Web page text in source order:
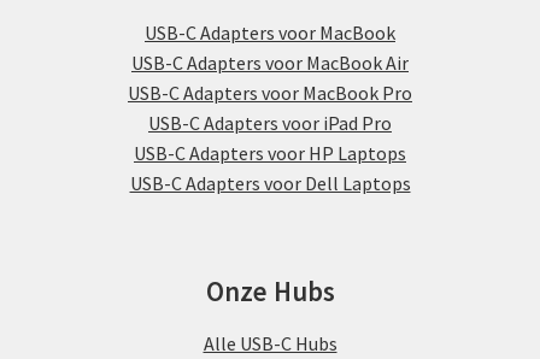
USB-C Adapters voor MacBook
USB-C Adapters voor MacBook Air
USB-C Adapters voor MacBook Pro
USB-C Adapters voor iPad Pro
USB-C Adapters voor HP Laptops
USB-C Adapters voor Dell Laptops
Onze Hubs
Alle USB-C Hubs